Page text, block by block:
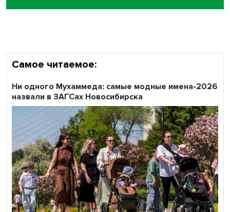
Самое читаемое:
Ни одного Мухаммеда: самые модные имена-2026
назвали в ЗАГСах Новосибирска